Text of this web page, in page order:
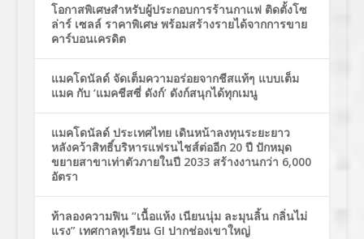
โอกาสพิเศษสำหรับผู้ประกอบการร้านกาแฟ ติดตั้งโซ
ล่าร์ เซลล์ ราคาพิเศษ พร้อมสร้างรายได้จากการขาย
คาร์บอนเครดิต
แมคโดนัลด์ จัดเต็มความอร่อยจากชีสแท้ๆ แบบเต็ม
แมค กับ ‘แมคชีสซี่ ดังก์’ ดังก์สนุกได้ทุกเมนู
แมคโดนัลด์ ประเทศไทย เดินหน้าลงทุนระยะยาว
หลังคว้าสิทธิ์บริหารแฟรนไชส์ต่ออีก 20 ปี ปักหมุด
ขยายสาขาเท่าตัวภายในปี 2033 สร้างงานกว่า 6,000
อัตรา
ท้าลองความฟิน “เนื้อแห้ง เนียนนุ่ม ละมุนลิ้น กลิ่นไม่
แรง” เทศกาลทุเรียน GI ปากช่องเขาใหญ่